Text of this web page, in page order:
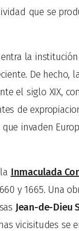
que se
la
De hecho,
el siglo XIX,
de
invaden
Inmaculada
y 1665. Una
Jean-de-Dieu
vicisitudes se